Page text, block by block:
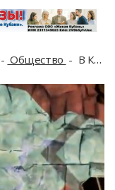
Общество В Краснодаре состоялось открытие III Всероссийского патриотического форума активистов движения «Пост №1»